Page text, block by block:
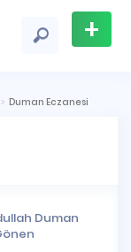
+
Ekle
Duman Eczanesi
Duman